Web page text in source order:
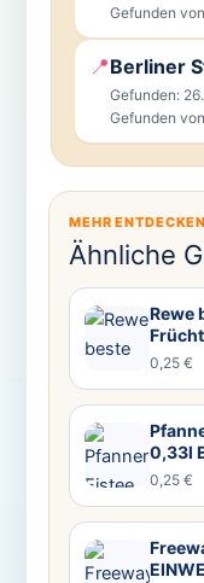
Gefunden von
📍Berliner
Gefunden:
Gefunden von
MEHR ENTDECKEN
Ähnliche
Rewe
0,25 €
0,33l
0,25 €